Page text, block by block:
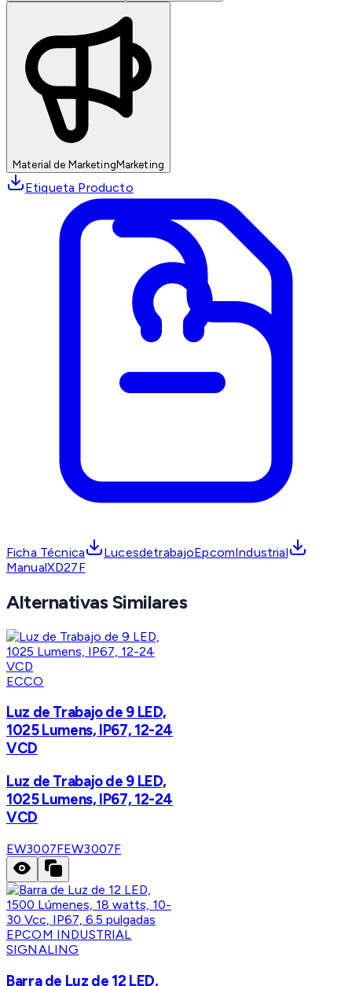
Material de MarketingMarketing
Etiqueta Producto
Ficha Técnica
LucesdetrabajoEpcomIndustrial
ManualXD27F
Alternativas Similares
ECCO
Luz de Trabajo de 9 LED,
1025 Lumens, IP67, 12-24
VCD
Luz de Trabajo de 9 LED,
1025 Lumens, IP67, 12-24
VCD
EW3007FEW3007F
EPCOM INDUSTRIAL
SIGNALING
Barra de Luz de 12 LED,